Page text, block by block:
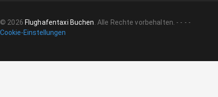
© 2026 Flughafentaxi Buchen. Alle Rechte vorbehalten. - - - -
Cookie-Einstellungen